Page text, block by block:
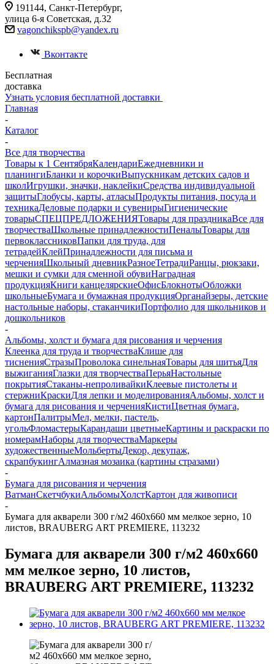
191144, Санкт-Петербург,
улица 6-я Советская, д.32
vagonchikspb@yandex.ru
Вконтакте
Бесплатная
доставка
Узнать условия бесплатной доставки
Главная
-
Каталог
-
Все для творчества
Товары к 1 СентябряКалендариЕжедневники и
планингиБланки и корочкиВыпускникам детских садов и
школИгрушки, значки, наклейкиСредства индивидуальной
защитыГлобусы, карты, атласыПродукты питания, посуда и
техникаДеловые подарки и сувенирыГигиенические
товарыСПЕЦПРЕДЛОЖЕНИЯТовары для праздникаВсе для
творчестваШкольные принадлежностиПеналыТовары для
первоклассниковПапки для труда, для
тетрадейКлейПринадлежности для письма и
черченияШкольный дневникРазноеТетрадиРанцы, рюкзаки,
мешки и сумки для сменной обувиНаградная
продукцияКниги канцелярскиеОфисБлокнотыОбложки
школьныеБумага и бумажная продукцияОрганайзеры, детские
настольные наборы, стаканчикиПортфолио для школьников и
дошкольников
-
Альбомы, холст и бумага для рисования и черчения
Клеенка для труда и творчестваКлише для
тисненияСтразыПроволока синельнаяТовары для шитьяДля
выжиганияГлазки для творчестваПерьяНастольные
покрытияСтаканы-непроливайкиКлеевые пистолеты и
стержниКраскиДля лепки и моделированияАльбомы, холст и
бумага для рисования и черченияКистиЦветная бумага,
картонПалитрыМел, мелки, пастель,
угольФломастерыКарандаши цветныеКартины и раскраски по
номерамНаборы для творчестваМаркеры
художественныеМольбертыДекор, декупаж,
скрапбукингАлмазная мозаика (картины стразами)
-
Бумага для рисования и черчения
ВатманСкетчбукиАльбомыХолстКартон для живописи
-
Бумага для акварели 300 г/м2 460x660 мм мелкое зерно, 10
листов, BRAUBERG ART PREMIERE, 113232
Бумага для акварели 300 г/м2 460x660
мм мелкое зерно, 10 листов,
BRAUBERG ART PREMIERE, 113232